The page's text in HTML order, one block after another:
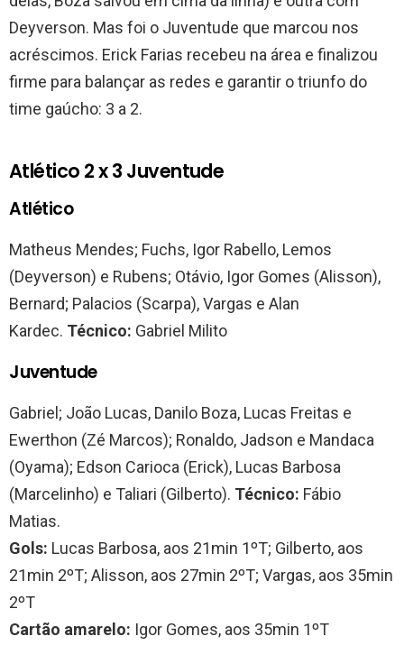
Deyverson. Mas foi o Juventude que marcou nos
acréscimos. Erick Farias recebeu na área e finalizou
firme para balançar as redes e garantir o triunfo do
time gaúcho: 3 a 2.
Atlético 2 x 3 Juventude
Atlético
Matheus Mendes; Fuchs, Igor Rabello, Lemos
(Deyverson) e Rubens; Otávio, Igor Gomes (Alisson),
Bernard; Palacios (Scarpa), Vargas e Alan
Kardec. Técnico: Gabriel Milito
Juventude
Gabriel; João Lucas, Danilo Boza, Lucas Freitas e
Ewerthon (Zé Marcos); Ronaldo, Jadson e Mandaca
(Oyama); Edson Carioca (Erick), Lucas Barbosa
(Marcelinho) e Taliari (Gilberto). Técnico: Fábio
Matias.
Gols: Lucas Barbosa, aos 21min 1ºT; Gilberto, aos
21min 2ºT; Alisson, aos 27min 2ºT; Vargas, aos 35min
2ºT
Cartão amarelo: Igor Gomes, aos 35min 1ºT